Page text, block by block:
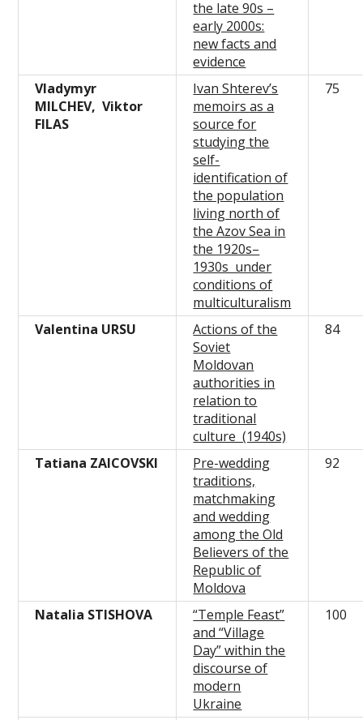
the late 90s –
early 2000s:
new facts and
evidence
Vladymyr
MILCHEV, Viktor
FILAS
Ivan Shterev’s
memoirs as a
source for
studying the
self-
identification of
the population
living north of
the Azov Sea in
the 1920s–
1930s under
conditions of
multiculturalism
75
Valentina URSU
Actions of the
Soviet
Moldovan
authorities in
relation to
traditional
culture (1940s)
84
Tatiana ZAICOVSKI
Pre-wedding
traditions,
matchmaking
and wedding
among the Old
Believers of the
Republic of
Moldova
92
Natalia STISHOVA
“Temple Feast”
and “Village
Day” within the
discourse of
modern
Ukraine
100